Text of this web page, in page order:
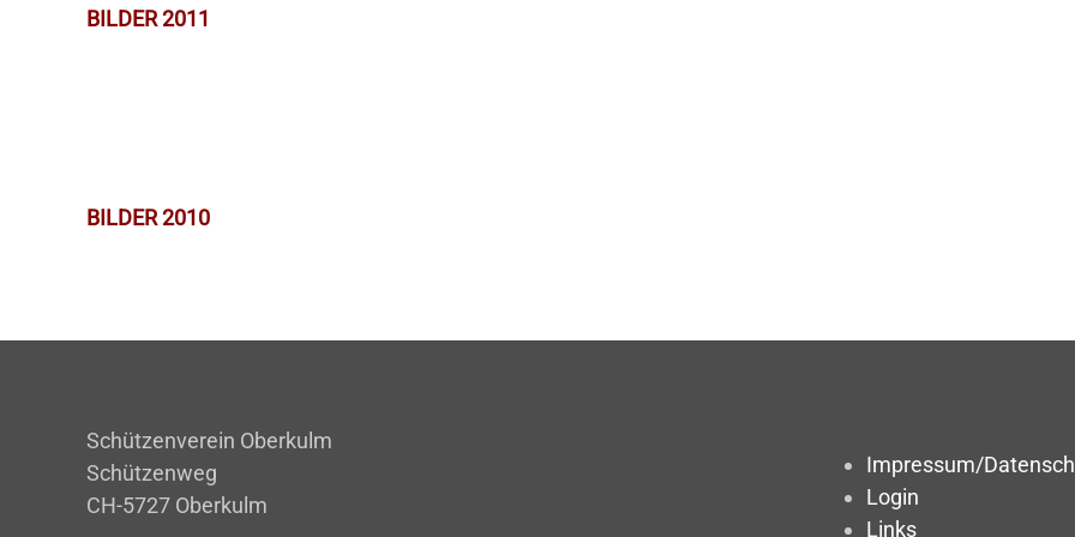
BILDER 2011
BILDER 2010
Schützenverein Oberkulm
Schützenweg
CH-5727 Oberkulm
Impressum/
Login
Links